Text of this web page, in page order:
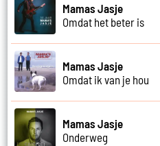
Mamas Jasje
Omdat het beter is
Mamas Jasje
Omdat ik van je hou
Mamas Jasje
Onderweg